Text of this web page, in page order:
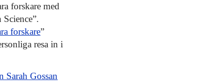
forskare med
forskare”
resa in i
Sarah Gossan